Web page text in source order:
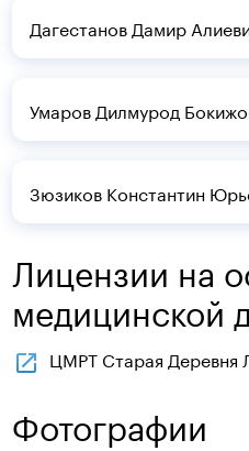
Дагестанов Дамир
Умаров Дилмурод
Зюзиков Константин
Лицензии на
медицинской
ЦМРТ Старая Деревня
Фотографии